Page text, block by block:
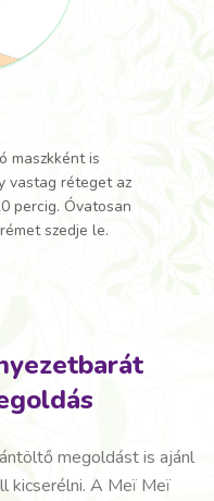
maszkként is
vastag réteget az
percig. Óvatosan
szedje le.
megoldást is ajánl
kicserélni. A Meï Meï